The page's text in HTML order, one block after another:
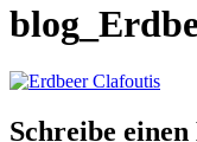
Schreibe